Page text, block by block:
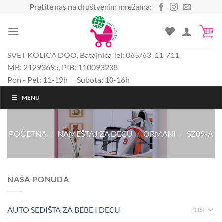
sadržaj
Pratite nas na društvenim mrežama:
SVET KOLICA DOO, Batajnica Tel: 065/63-11-711
MB: 21293695, PIB: 110093238
Pon - Pet: 11-19h Subota: 10-16h
MENU
POČETNA / NAMEŠTAJ ZA DECU / ORMANI / SZ09-A
NAŠA PONUDA
AUTO SEDIŠTA ZA BEBE I DECU (115)